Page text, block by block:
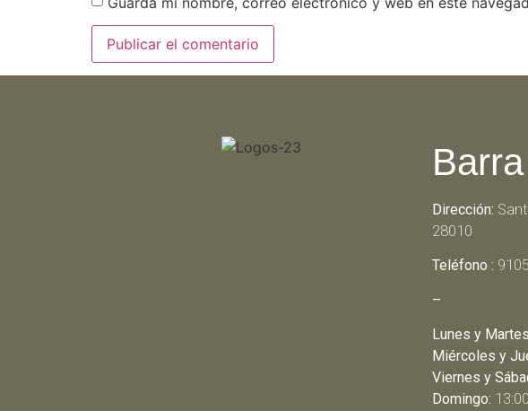
Dirección:
28010
Teléfono :
–
Lunes y
Miércoles y
Viernes y
Domingo: